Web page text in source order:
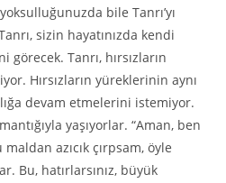
bile Tanrı’yı
sizin hayatınızda kendi
Tanrı, hırsızların
Hırsızların yüreklerinin aynı
devam etmelerini istemiyor.
yaşıyorlar. “Aman, ben
azıcık çırpsam, öyle
Bu, hatırlarsınız, büyük